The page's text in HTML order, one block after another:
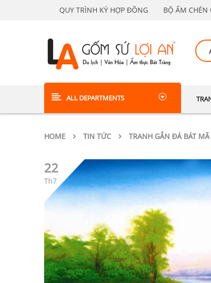
QUY TRÌNH KÝ HỢP ĐỒNG BỘ ẤM CHÉN
ALL DEPARTMENTS
HOME TIN TỨC TRANH GẮN ĐÁ BÁT MÃ
22
Th7